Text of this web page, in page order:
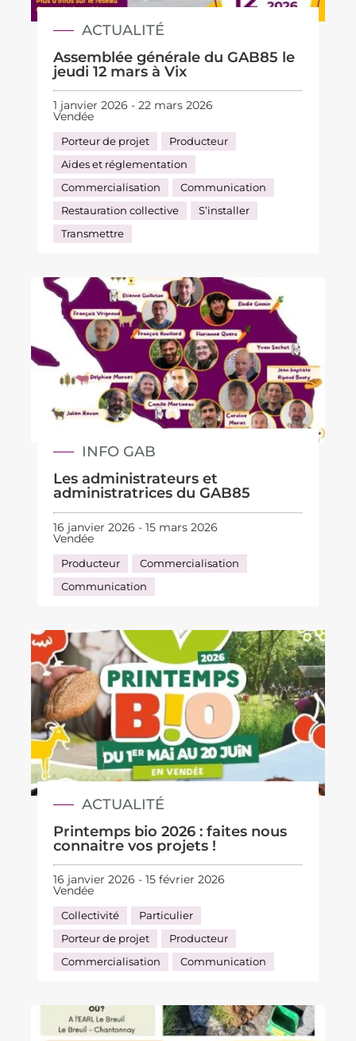
ACTUALITÉ
Assemblée générale du GAB85 le
jeudi 12 mars à Vix
1 janvier 2026 - 22 mars 2026
Vendée
Porteur de projet
Producteur
Aides et réglementation
Commercialisation
Communication
Restauration collective
S’installer
Transmettre
INFO GAB
Les administrateurs et
administratrices du GAB85
16 janvier 2026 - 15 mars 2026
Vendée
Producteur
Commercialisation
Communication
ACTUALITÉ
Printemps bio 2026 : faites nous
connaitre vos projets !
16 janvier 2026 - 15 février 2026
Vendée
Collectivité
Particulier
Porteur de projet
Producteur
Commercialisation
Communication